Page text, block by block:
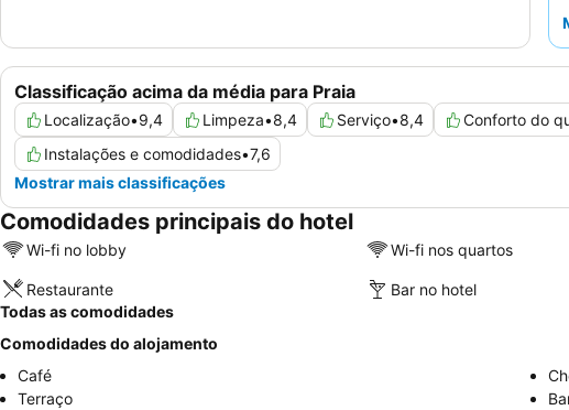
Classificação acima da média para Praia
Localização•9,4 Limpeza•8,4 Serviço•8,4 Conforto do
Instalações e comodidades•7,6
Mostrar mais classificações
Comodidades principais do hotel
Wi-fi no lobby Wi-fi nos quartos
Restaurante
Bar no hotel
Todas as comodidades
Comodidades do alojamento
Café
Terraço